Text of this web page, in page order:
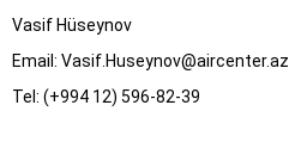
Vasif Hüseynov
Email: Vasif.Huseynov@aircenter.az
Tel: (+994 12) 596-82-39